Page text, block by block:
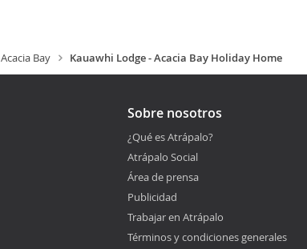
Acacia Bay Kauawhi Lodge - Acacia Bay Holiday Home
Sobre nosotros
¿Qué es Atrápalo?
Atrápalo Social
Área de prensa
Publicidad
Trabajar en Atrápalo
Términos y condiciones generales